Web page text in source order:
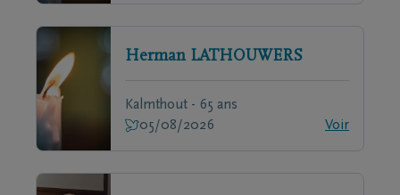
Herman LATHOUWERS
Kalmthout - 65 ans
05/08/2026
Voir